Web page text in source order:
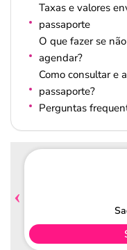
Taxas e valores
passaporte
O que fazer se
agendar?
Como consultar e
passaporte?
Perguntas